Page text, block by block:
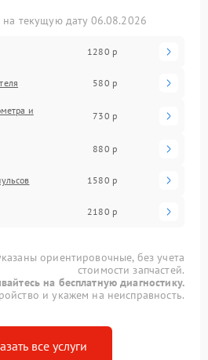
текущую дату 06.08.2026
1280 р
580 р
и
730 р
880 р
1580 р
2180 р
ориентировочные, без учета
стоимости запчастей.
на бесплатную диагностику.
и укажем на неисправность.
все услуги